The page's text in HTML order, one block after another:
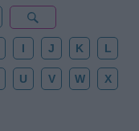
I J K L
U V W X